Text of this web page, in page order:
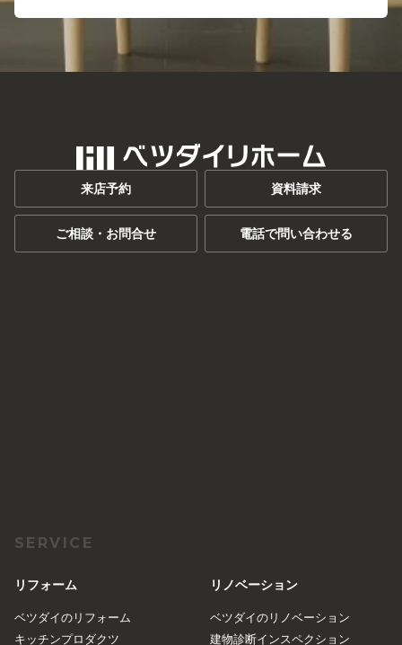
来店予約 資料請求
ご相談・お問合せ 電話で問い合わせる
SERVICE
リフォーム
ベツダイのリフォーム
キッチンプロダクツ
リノベーション
ベツダイのリノベーション
建物診断インスペクション